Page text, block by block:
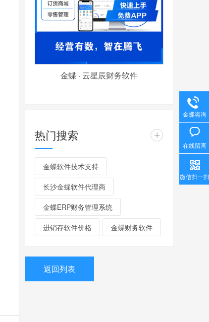
金蝶 · 云星辰财务软件
热门搜索 +
金蝶软件技术支持
长沙金蝶软件代理商
金蝶ERP财务管理系统
进销存软件价格 金蝶财务软件
返回列表
金蝶咨询
在线留言
微信扫一扫